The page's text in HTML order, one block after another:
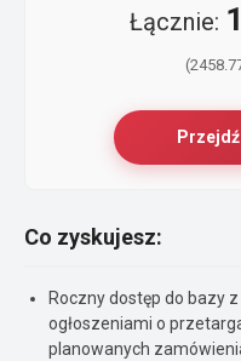
Łącznie:
Co zyskujesz:
Roczny dostęp do bazy
ogłoszeniami o
planowanych